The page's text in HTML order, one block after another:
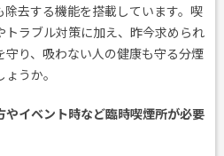
除去する機能を搭載しています。喫
ラブル対策に加え、昨今求められ
り、吸わない人の健康も守る分煙
うか。
イベント時など臨時喫煙所が必要